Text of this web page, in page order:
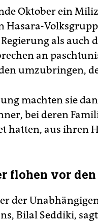
Oktober ein
Hasara-
als auch
an
umzubringen,
machten sie
bei deren
hatten, aus ihren
flohen vor
der
Bilal Seddiki,